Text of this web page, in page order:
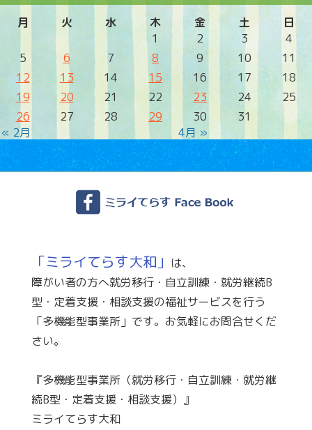
月 火 水 木 金 土 日
« 2月 4月 »
1 2 3
4
5
6 7 8 9 10
11
12
13 14 15 16 17
18
19
20 21 22 23 24
25
26
27 28 29 30 31
「ミライてらす大和」 は、
障がい者の方へ就労移行・自立訓練・就労継続B
型・定着支援・相談支援の福祉サービスを行う
「多機能型事業所」です。お気軽にお問合せくだ
さい。
『多機能型事業所（就労移行・自立訓練・就労継
続B型・定着支援・相談支援）』
ミライてらす大和